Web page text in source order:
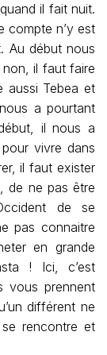
il fait nuit.
compte n’y est
Au début nous
il faut faire
aussi Tebea et
a pourtant
il nous a
vivre dans
il faut exister
de ne pas être
de se
pas connaitre
en grande
! Ici, c’est
vous prennent
différent ne
rencontre et